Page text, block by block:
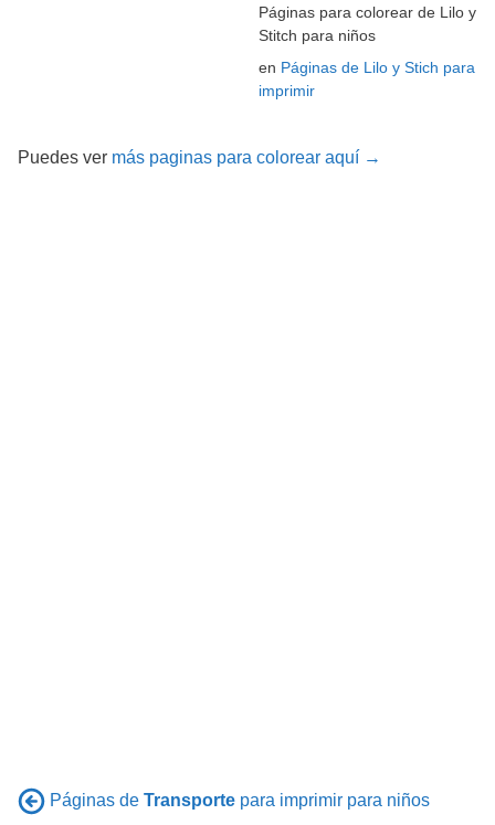
Páginas para colorear de Lilo y
Stitch para niños
en Páginas de Lilo y Stich para
imprimir
Puedes ver más paginas para colorear aquí →
Páginas de Transporte para imprimir para niños